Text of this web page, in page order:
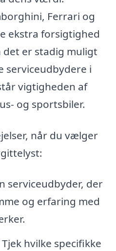
Ferrari og
ekstra forsigtighed
er stadig muligt
serviceudbydere i
vigtigheden af
og sportsbiler.
når du vælger
serviceudbyder, der
og erfaring med
Tjek hvilke specifikke